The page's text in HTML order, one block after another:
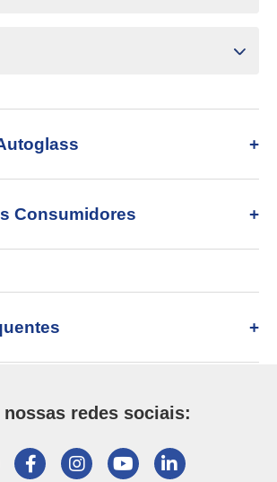
Consumidores
nossas redes sociais: